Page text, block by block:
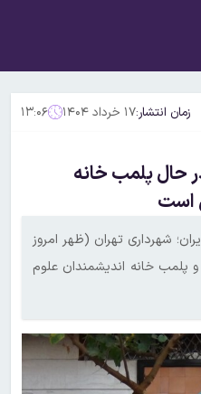
زمان انتشار:۱۷ خرداد ۱۴۰۴ ۱۳:۰۶
حال پلمب خانه
است
شهرداری تهران (ظهر امروز
پلمب خانه اندیشمندان علوم